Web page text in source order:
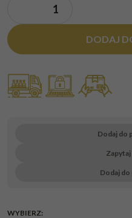
DODAJ
Dodaj do
Dodaj
WYBIERZ: